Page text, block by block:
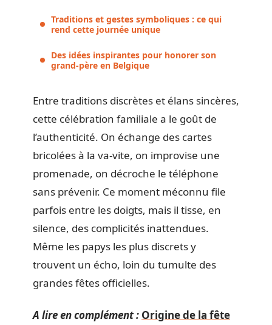
Traditions et gestes symboliques : ce qui
rend cette journée unique
Des idées inspirantes pour honorer son
grand-père en Belgique
Entre traditions discrètes et élans sincères,
cette célébration familiale a le goût de
l’authenticité. On échange des cartes
bricolées à la va-vite, on improvise une
promenade, on décroche le téléphone
sans prévenir. Ce moment méconnu file
parfois entre les doigts, mais il tisse, en
silence, des complicités inattendues.
Même les papys les plus discrets y
trouvent un écho, loin du tumulte des
grandes fêtes officielles.
A lire en complément : Origine de la fête